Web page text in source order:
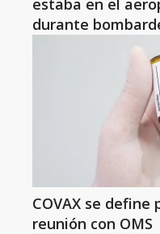
estaba en el
durante
COVAX se define
reunión con OMS